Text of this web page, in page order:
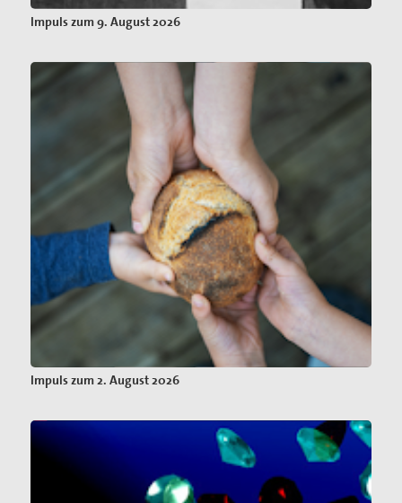
Impuls zum 9. August 2026
Impuls zum 2. August 2026